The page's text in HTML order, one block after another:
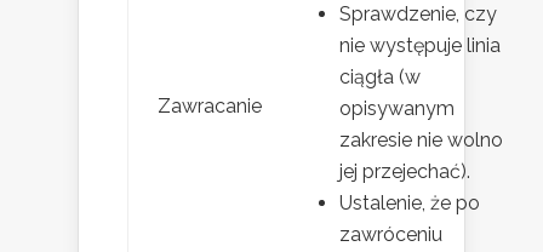
Zawracanie
Sprawdzenie, czy
nie występuje linia
ciągła (w
opisywanym
zakresie nie wolno
jej przejechać).
Ustalenie, że po
zawróceniu